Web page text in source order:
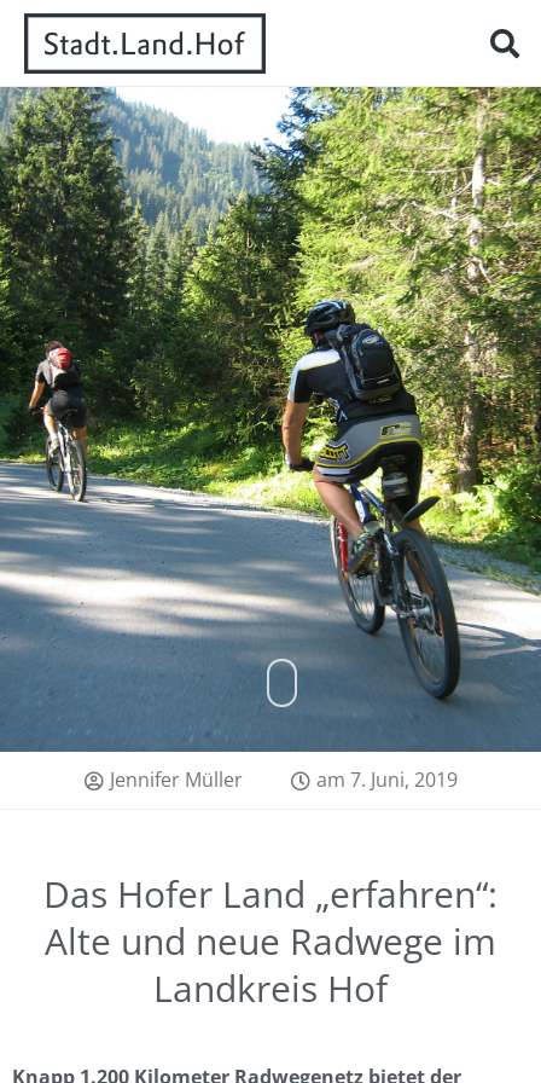
Jennifer Müller am 7. Juni, 2019
Das Hofer Land „erfahren“:
Alte und neue Radwege im
Landkreis Hof
Knapp 1.200 Kilometer Radwegenetz bietet der